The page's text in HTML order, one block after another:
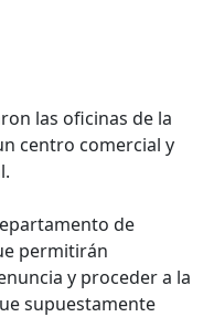
las oficinas de la
centro comercial y
de
permitirán
y proceder a la
supuestamente